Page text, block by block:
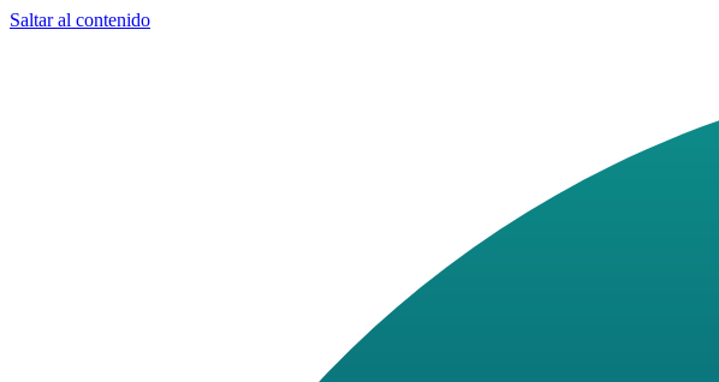
Saltar al contenido